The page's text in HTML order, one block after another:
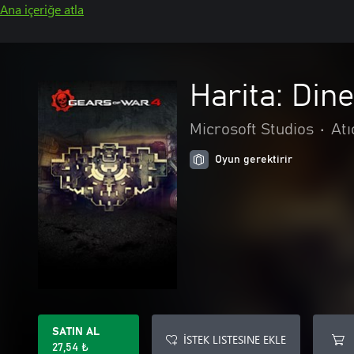
Ana içeriğe atla
Harita:
Microsoft Studios •
Oyun gerektirir
SATIN AL
27,54 ₺
İSTEK LISTESINE EKLE